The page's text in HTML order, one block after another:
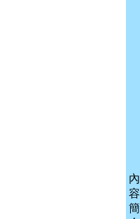
內
容
簡